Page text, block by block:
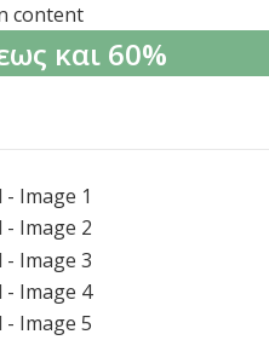
content
και 60%